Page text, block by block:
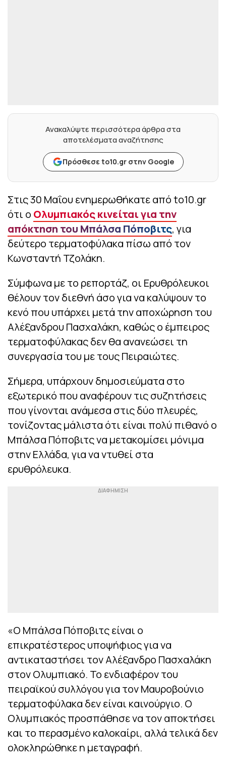
Ανακαλύψτε περισσότερα άρθρα στα
αποτελέσματα αναζήτησης
Πρόσθεσε to10.gr στην Google
Στις 30 Μαΐου ενημερωθήκατε από to10.gr
ότι ο Ολυμπιακός κινείται για την
απόκτηση του Μπάλσα Πόποβιτς, για
δεύτερο τερματοφύλακα πίσω από τον
Κωνσταντή Τζολάκη.
Σύμφωνα με το ρεπορτάζ, οι Ερυθρόλευκοι
θέλουν τον διεθνή άσο για να καλύψουν το
κενό που υπάρχει μετά την αποχώρηση του
Αλέξανδρου Πασχαλάκη, καθώς ο έμπειρος
τερματοφύλακας δεν θα ανανεώσει τη
συνεργασία του με τους Πειραιώτες.
Σήμερα, υπάρχουν δημοσιεύματα στο
εξωτερικό που αναφέρουν τις συζητήσεις
που γίνονται ανάμεσα στις δύο πλευρές,
τονίζοντας μάλιστα ότι είναι πολύ πιθανό ο
Μπάλσα Πόποβιτς να μετακομίσει μόνιμα
στην Ελλάδα, για να ντυθεί στα
ερυθρόλευκα.
«Ο Μπάλσα Πόποβιτς είναι ο
επικρατέστερος υποψήφιος για να
αντικαταστήσει τον Αλέξανδρο Πασχαλάκη
στον Ολυμπιακό. Το ενδιαφέρον του
πειραϊκού συλλόγου για τον Μαυροβούνιο
τερματοφύλακα δεν είναι καινούργιο. Ο
Ολυμπιακός προσπάθησε να τον αποκτήσει
και το περασμένο καλοκαίρι, αλλά τελικά δεν
ολοκληρώθηκε η μεταγραφή.